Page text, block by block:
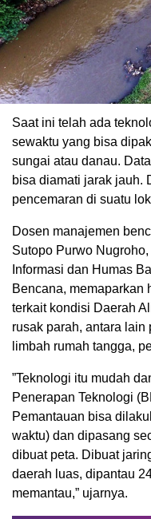
Saat ini telah ada
sewaktu yang bisa
sungai atau danau.
bisa diamati jarak jauh.
pencemaran di suatu
Dosen manajemen
Sutopo Purwo
Informasi dan Humas
Bencana, memaparkan
terkait kondisi Daerah
rusak parah, antara
limbah rumah tangga,
”Teknologi itu mudah
Penerapan Teknologi
Pemantauan bisa
waktu) dan dipasang
dibuat peta. Dibuat
daerah luas, dipantau
memantau,” ujarnya.